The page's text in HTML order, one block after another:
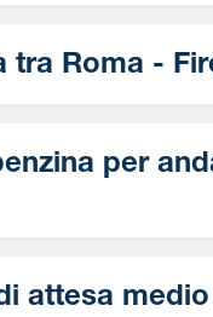
Qual è la distanza tra
per andare da
attesa